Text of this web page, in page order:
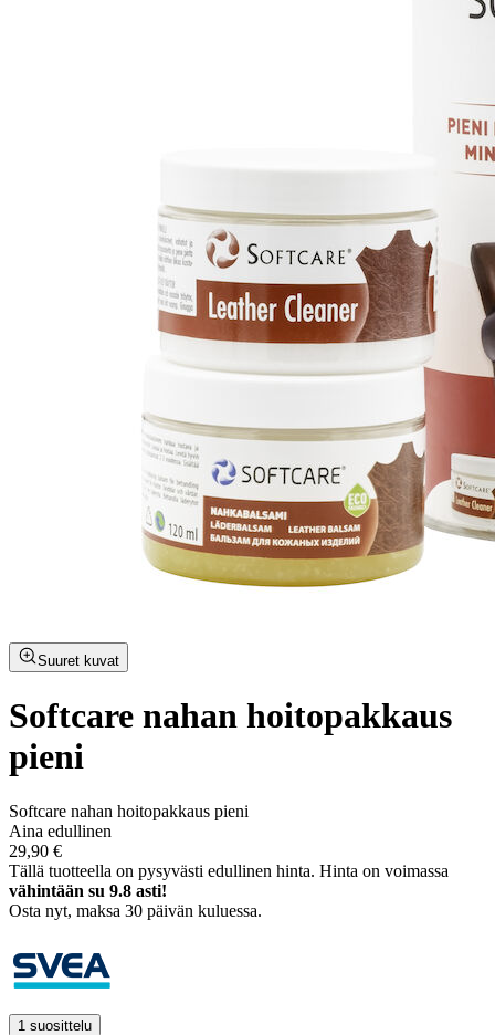
Suuret kuvat
Softcare nahan hoitopakkaus
pieni
Softcare nahan hoitopakkaus pieni
Aina edullinen
29,90 €
Tällä tuotteella on pysyvästi edullinen hinta. Hinta on voimassa
vähintään su 9.8 asti!
Osta nyt, ­maksa 30 päivän kuluessa.
1 suosittelu